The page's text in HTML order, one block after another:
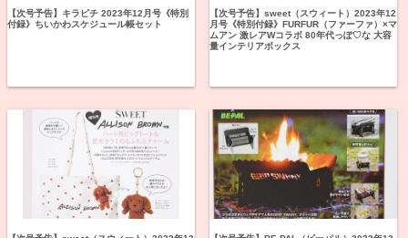
【次号予告】キラピチ 2023年12月号《特別
付録》ちいかわスケジュール帳セット
【次号予告】sweet（スウィート）2023年12
月号《特別付録》FURFUR（ファーファ）×マ
ムアン 激レアWコラボ 80年代っぽ♡な 大容
量インテリアボックス